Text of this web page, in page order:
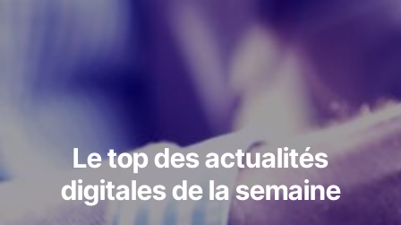
Le top des actualités
digitales de la semaine